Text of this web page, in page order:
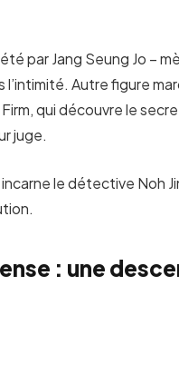
par Jang Seung Jo –
Autre figure
qui découvre le
juge.
le détective Noh
: une